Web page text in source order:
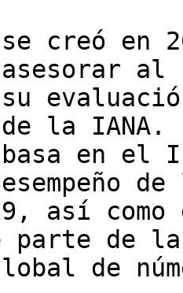
se creó en
al
su
de la
en el
así
parte de
de